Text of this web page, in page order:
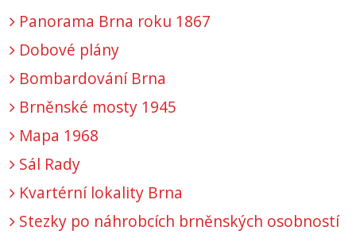
Panorama Brna roku 1867
Dobové plány
Bombardování Brna
Brněnské mosty 1945
Mapa 1968
Sál Rady
Kvartérní lokality Brna
Stezky po náhrobcích brněnských osobností